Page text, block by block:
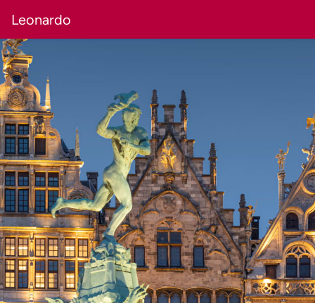
Leonardo